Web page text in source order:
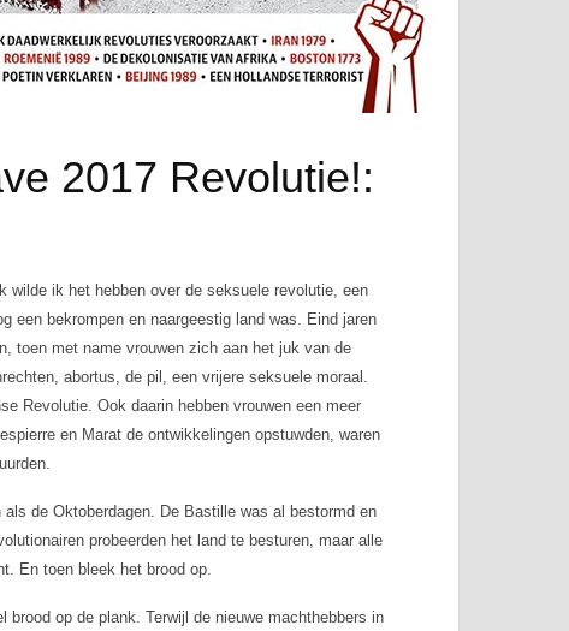
2017 Revolutie!:
wilde ik het hebben over de seksuele revolutie, een
een bekrompen en naargeestig land was. Eind jaren
toen met name vrouwen zich aan het juk van de
abortus, de pil, een vrijere seksuele moraal.
Revolutie. Ook daarin hebben vrouwen een meer
en Marat de ontwikkelingen opstuwden, waren
de Oktoberdagen. De Bastille was al bestormd en
probeerden het land te besturen, maar alle
En toen bleek het brood op.
op de plank. Terwijl de nieuwe machthebbers in